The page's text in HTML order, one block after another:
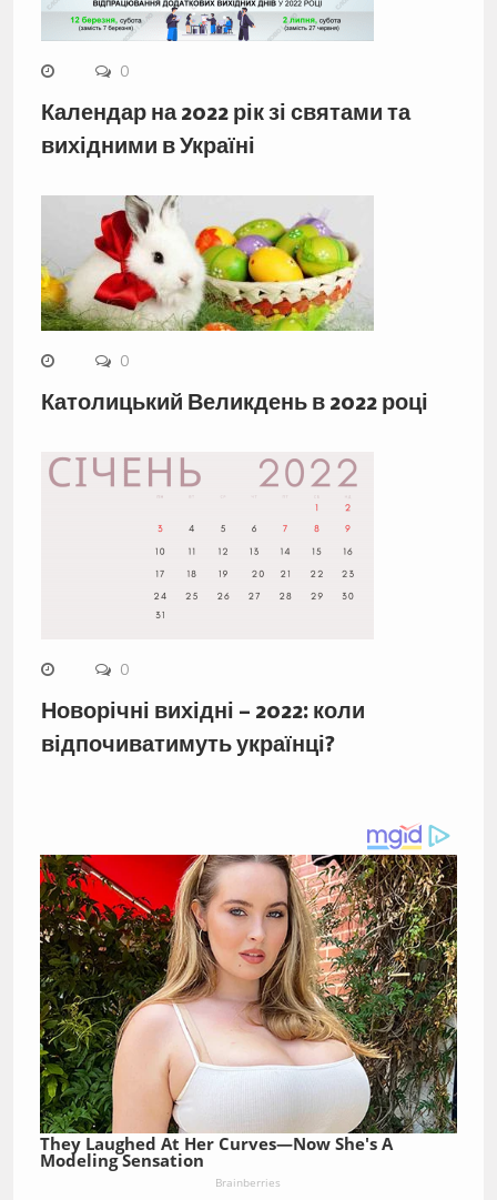
0
Календар на 2022 рік зі святами та
вихідними в Україні
0
Католицький Великдень в 2022 році
0
Новорічні вихідні – 2022: коли
відпочиватимуть українці?
They Laughed At Her Curves—Now She's A
Modeling Sensation
Brainberries